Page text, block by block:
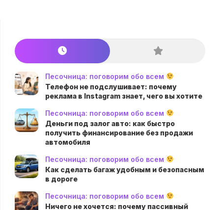
Песочница: поговорим обо всем
Телефон не подслушивает: почему
реклама в Instagram знает, чего вы хотите
Песочница: поговорим обо всем
Деньги под залог авто: как быстро
получить финансирование без продажи
автомобиля
Песочница: поговорим обо всем
Как сделать багаж удобным и безопасным
в дороге
Песочница: поговорим обо всем
Ничего не хочется: почему пассивный